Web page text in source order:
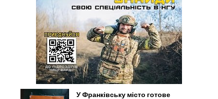
У Франківську місто готове